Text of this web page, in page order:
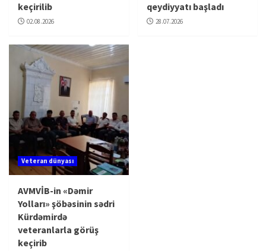
keçirilib
02.08.2026
qeydiyyatı başladı
28.07.2026
Veteran dünyası
AVMVİB-in «Dəmir
Yolları» şöbəsinin sədri
Kürdəmirdə
veteranlarla görüş
keçirib